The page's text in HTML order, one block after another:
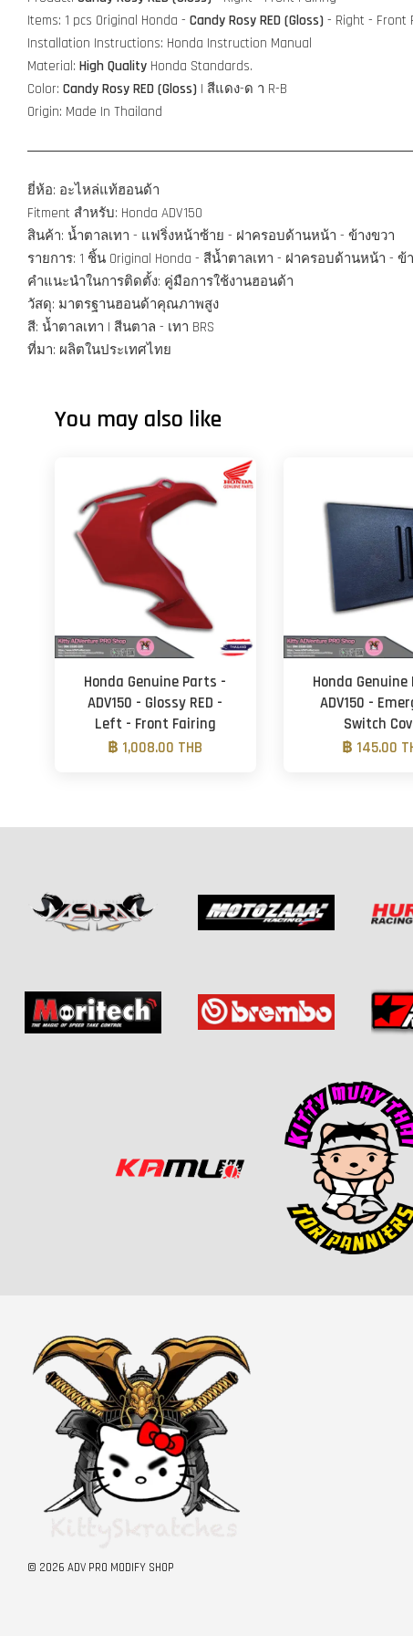
Items: 1 pcs Original Honda - Candy Rosy RED (Gloss) - Right - Front
Installation Instructions: Honda Instruction Manual
Material: High Quality Honda Standards.
Color: Candy Rosy RED (Gloss) | สีแดง-ด า R-B
Origin: Made In Thailand
ยี่ห้อ: อะไหล่แท้ฮอนด้า
Fitment สำหรับ: Honda ADV150
สินค้า: น้ำตาลเทา - แฟริ่งหน้าซ้าย - ฝาครอบด้านหน้า - ข้างขวา
รายการ: 1 ชิ้น Original Honda - สีน้ำตาลเทา - ฝาครอบด้านหน้า - ข้
คำแนะนำในการติดตั้ง: คู่มือการใช้งานฮอนด้า
วัสดุ: มาตรฐานฮอนด้าคุณภาพสูง
สี: น้ำตาลเทา | สีนตาล - เทา BRS
ที่มา: ผลิตในประเทศไทย
You may also like
Honda Genuine Parts -
ADV150 - Glossy RED -
Left - Front Fairing
฿ 1,008.00 THB
Honda
ADV150 -
Switch
฿ 145.00
© 2026 ADV PRO MODIFY SHOP